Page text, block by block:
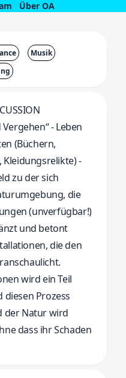
Über OA
Musik
- Leben
(Büchern,
-
zu der sich
die
(unverfügbar!)
und betont
die den
wird ein Teil
diesen Prozess
der Natur wird
dass ihr Schaden